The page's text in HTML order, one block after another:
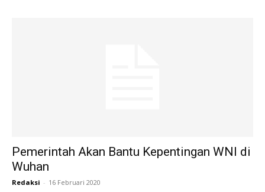
Pemerintah Akan Bantu Kepentingan WNI di
Wuhan
Redaksi - 16 Februari 2020